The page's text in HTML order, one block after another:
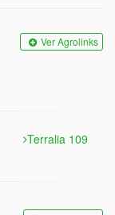
Ver Agrolinks
Terralia 109